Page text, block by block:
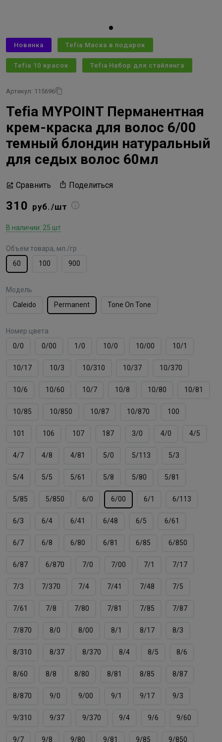
Новинка Tefia Маска в подарок
Tefia 10 красок Tefia Набор для стайлинга
Артикул: 115696
Tefia MYPOINT Перманентная
крем-краска для волос 6/00
темный блондин натуральный
для седых волос 60мл
Сравнить Поделиться
310 руб./шт
В наличии: 25 шт
Объем товара, мл./гр
60
100 900
Модель
Caleido
Permanent Tone On Tone
Номер цвета
0/0
0/00 1/0 10/0 10/00 10/1
10/17 10/3 10/310 10/37 10/370
10/6 10/60 10/7 10/8 10/80 10/81
10/85 10/850 10/87 10/870 100
101 106 107 187 3/0 4/0 4/5
4/7 4/8 4/81 5/0 5/113 5/3
5/4 5/5 5/61 5/8 5/80 5/81
5/85 5/850 6/0 6/00 6/1 6/113
6/3 6/4 6/41 6/48 6/5 6/61
6/7 6/8 6/80 6/81 6/85 6/850
6/87 6/870 7/0 7/00 7/1 7/17
7/3 7/370 7/4 7/41 7/48 7/5
7/61 7/8 7/80 7/81 7/85 7/87
7/870 8/0 8/00 8/1 8/17 8/3
8/310 8/37 8/370 8/4 8/5 8/6
8/60 8/8 8/80 8/81 8/85 8/87
8/870 9/0 9/00 9/1 9/17 9/3
9/310 9/37 9/370 9/4 9/6 9/60
9/7 9/8 9/80 9/81 9/85 9/850